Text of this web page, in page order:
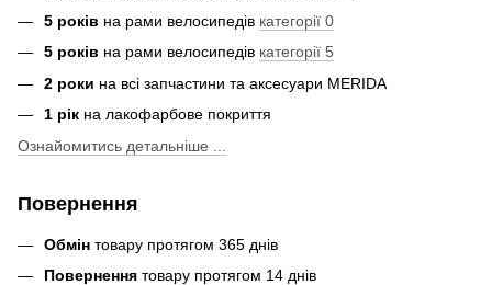
5 років на рами велосипедів категорії 0
5 років на рами велосипедів категорії 5
2 роки на всі запчастини та аксесуари MERIDA
1 рік на лакофарбове покриття
Ознайомитись детальніше ...
Повернення
Обмін товару протягом 365 днів
Повернення товару протягом 14 днів